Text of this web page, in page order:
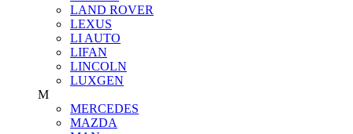
LAND ROVER
LEXUS
LI AUTO
LIFAN
LINCOLN
LUXGEN
M
MERCEDES
MAZDA